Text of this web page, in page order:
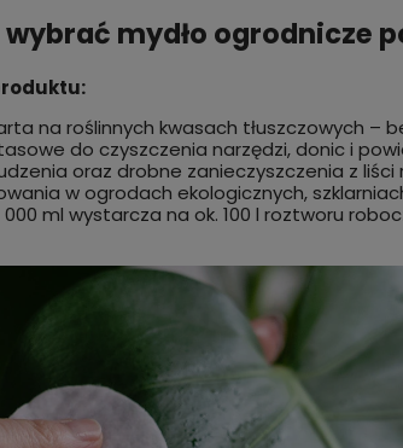
mydło ogrodnicze
na roślinnych kwasach tłuszczowych
do czyszczenia narzędzi, donic i
oraz drobne zanieczyszczenia z liści
w ogrodach ekologicznych,
000 ml wystarcza na ok. 100 l roztworu